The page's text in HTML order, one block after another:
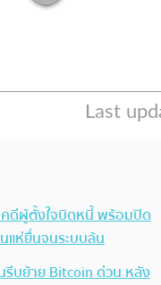
คดีผู้ตั้งใจบิดหนี้ พร้อมปิด
แห่ยื่นจนระบบล้น
รีบย้าย Bitcoin ด่วน หลัง